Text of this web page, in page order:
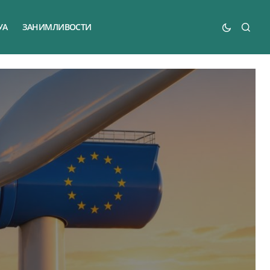
ЗАНИМЛИВОСТИ